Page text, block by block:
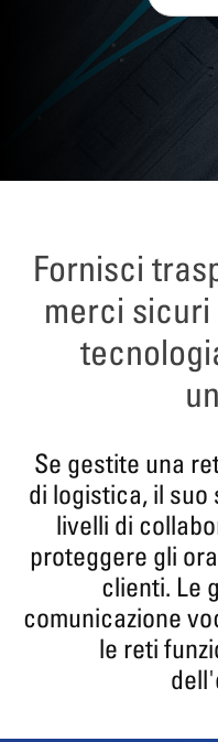
Fornisci
merci
Se gestite una
di logistica, il
livelli di
proteggere gli
clienti. Le
comunicazione
le reti